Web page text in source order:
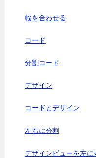
幅を合わせる
コード
分割コード
デザイン
コードとデザイン
左右に分割
デザインビューを左に